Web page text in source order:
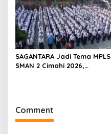
SAGANTARA Jadi Tema MPLS
SMAN 2 Cimahi 2026,
Comment